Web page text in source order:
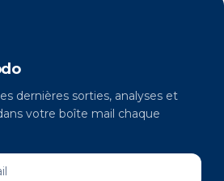
dernières sorties, analyses et
votre boîte mail chaque